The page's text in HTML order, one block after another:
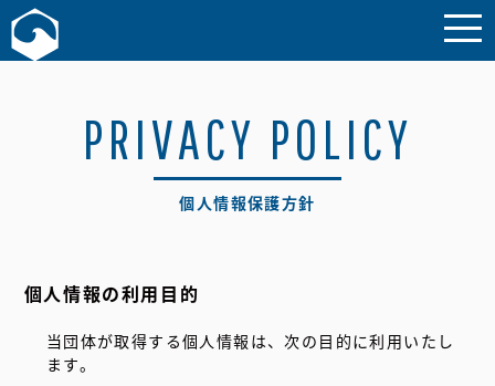
お問い合わせ
PRIVACY POLICY
個人情報保護方針
個人情報の利用目的
当団体が取得する個人情報は、次の目的に利用いたし
ます。